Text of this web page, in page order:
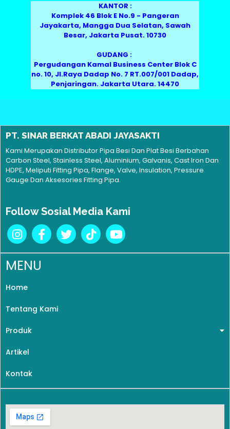
KANTOR :
Komplek 46 Blok E No.9 - Pangeran
Jayakarta, Mangga Dua Selatan, Sawah
Besar, Jakarta Pusat. 10730
GUDANG :
Pergudangan Kamal Business Center Blok C
no. 10, Jl.Raya Dadap No. 7 RT.007/001 Dadap,
Penjaringan. Jakarta Utara. 14470
PT. SINAR BERKAT ABADI JAYASAKTI
Kami Merupakan Distributor Pipa Besi Dan Plat Besi Berbahan
Carbon Steel, Stainless Steel, Aluminium, Galvanis, Cast Iron Dan
HDPE, Meliputi Fitting Pipa, Flange, Valve, Insulation, Pressure
Gauge Dan Aksesories Fitting Pipa.
Follow Sosial Media Kami
MENU
Home
Tentang Kami
Produk
Artikel
Kontak